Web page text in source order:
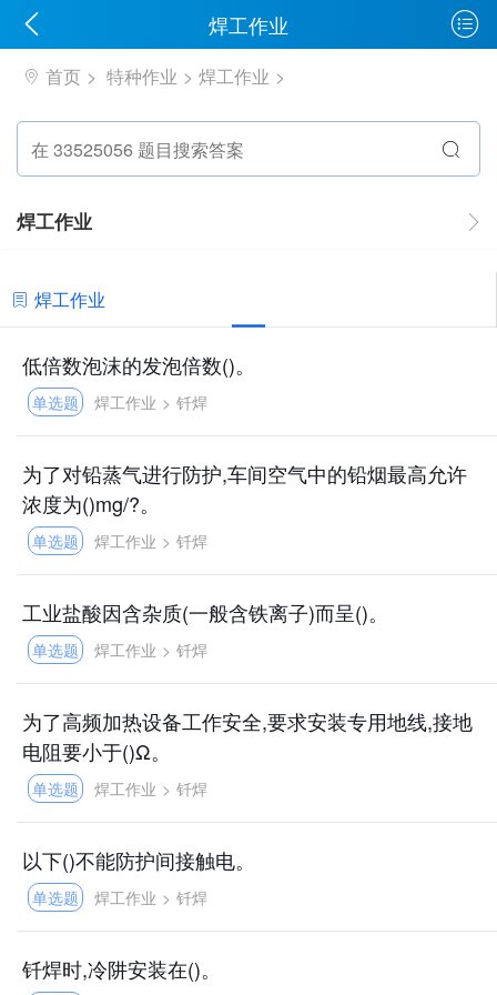
焊工作业
首页 特种作业 焊工作业
焊工作业
焊工作业
低倍数泡沫的发泡倍数()。
单选题 焊工作业 > 钎焊
为了对铅蒸气进行防护,车间空气中的铅烟最高允许
浓度为()mg/?。
单选题 焊工作业 > 钎焊
工业盐酸因含杂质(一般含铁离子)而呈()。
单选题 焊工作业 > 钎焊
为了高频加热设备工作安全,要求安装专用地线,接地
电阻要小于()Ω。
单选题 焊工作业 > 钎焊
以下()不能防护间接触电。
单选题 焊工作业 > 钎焊
钎焊时,冷阱安装在()。